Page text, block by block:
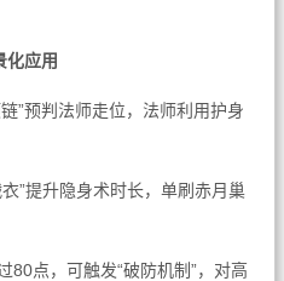
化应用
”预判法师走位，法师利用护身
”提升隐身术时长，单刷赤月巢
80点，可触发“破防机制”，对高